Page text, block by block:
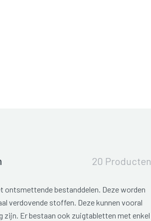
20 Producten
ontsmettende bestanddelen. Deze worden
verdovende stoffen. Deze kunnen vooral
zijn. Er bestaan ook zuigtabletten met enkel